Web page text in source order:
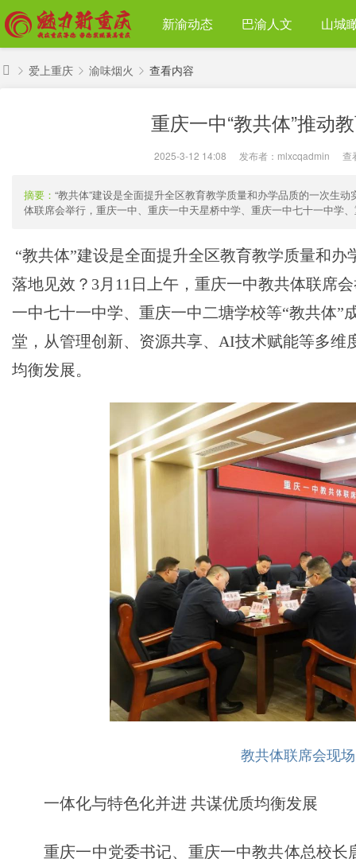
新渝动态 巴渝人文 山城
爱上重庆 渝味烟火 查看内容
重庆一中“教共体”推动
2025-3-12 14:08 发布者： mlxcqadmin 查
摘要： “教共体”建设是全面提升全区教育教学质量和办学品质的一次生
体联席会举行，重庆一中、重庆一中天星桥中学、重庆一中七十一中学
“教共体”建设是全面提升全区教育教学质量和
落地见效？3月11日上午，重庆一中教共体联席
一中七十一中学、重庆一中二塘学校等“教共体
堂，从管理创新、资源共享、AI技术赋能等多
均衡发展。
教共体联席会现
一体化与特色化并进 共谋优质均衡发展
重庆一中党委书记、重庆一中教共体总校